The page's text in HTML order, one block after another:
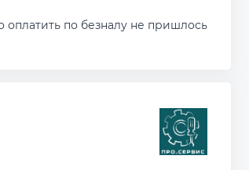
по безналу не пришлось